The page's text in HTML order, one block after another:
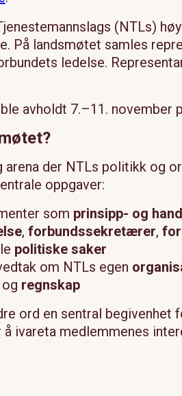
(NTLs)
På landsmøtet samles
ledelse.
avholdt 7.–11. november
der NTLs politikk og
oppgaver:
som prinsipp- og
, forbundssekretærer,
politiske saker
om NTLs egen
regnskap
ord en sentral
ivareta medlemmenes